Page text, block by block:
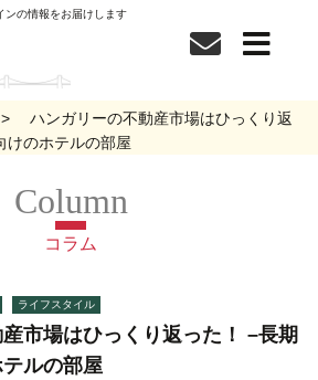
ンの情報をお届けします
ハンガリーの不動産市場はひっくり返
けのホテルの部屋
コラム
ライフスタイル
市場はひっくり返った！ –長期
ルの部屋